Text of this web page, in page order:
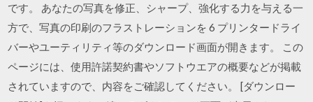
です。 あなたの写真を修正、シャープ、強化する力を与える一
方で、写真の印刷のフラストレーションを 6 プリンタードライ
バーやユーティリティ等のダウンロード画面が開きます。 この
ページには、使用許諾契約書やソフトウエアの概要などが掲載
されていますので、内容をご確認してください。 [ダウンロー